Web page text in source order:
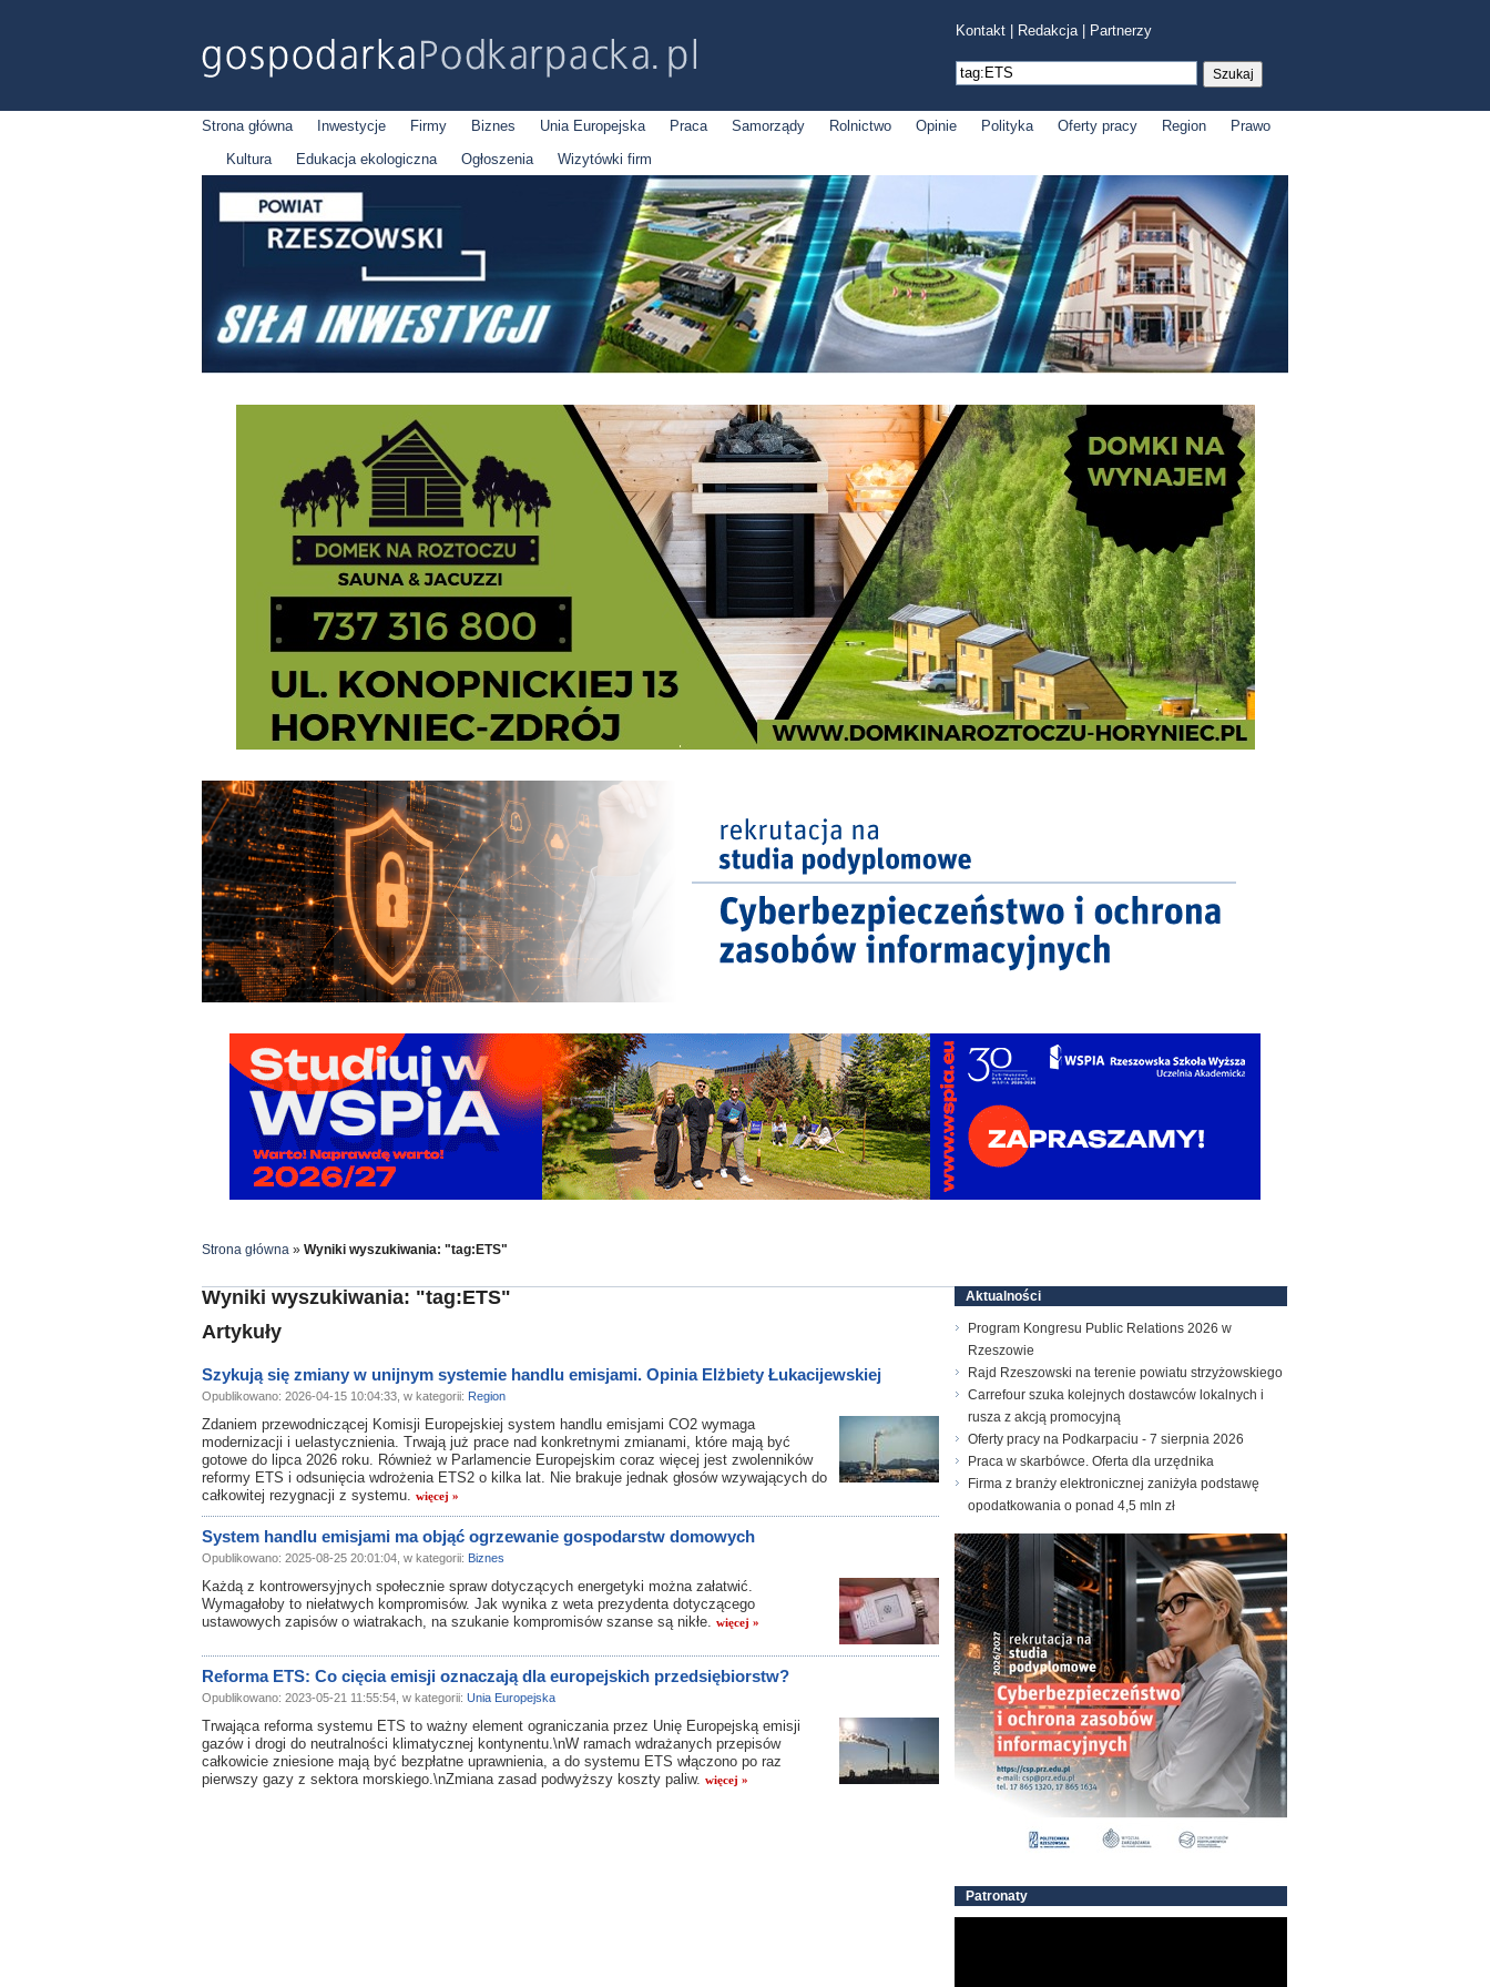
Kontakt Redakcja| Partnerzy
Strona główna Inwestycje Firmy Biznes Unia Europejska Praca Samorządy Rolnictwo Opinie Polityka Oferty pracy Region
Prawo
Kultura
Edukacja ekologiczna Ogłoszenia Wizytówki firm
Strona główna » Wyniki wyszukiwania: "tag:ETS"
Wyniki wyszukiwania: "tag:ETS"
Artykuły
Szykują się zmiany w unijnym systemie handlu emisjami. Opinia Elżbiety Łukacijewskiej
Opublikowano: 2026-04-15 10:04:33, w kategorii: Region
Zdaniem przewodniczącej Komisji Europejskiej system handlu emisjami CO2 wymaga
modernizacji i uelastycznienia. Trwają już prace nad konkretnymi zmianami, które mają być
gotowe do lipca 2026 roku. Również w Parlamencie Europejskim coraz więcej jest zwolenników
reformy ETS i odsunięcia wdrożenia ETS2 o kilka lat. Nie brakuje jednak głosów wzywających do
całkowitej rezygnacji z systemu. więcej »
System handlu emisjami ma objąć ogrzewanie gospodarstw domowych
Opublikowano: 2025-08-25 20:01:04, w kategorii: Biznes
Każdą z kontrowersyjnych społecznie spraw dotyczących energetyki można załatwić.
Wymagałoby to niełatwych kompromisów. Jak wynika z weta prezydenta dotyczącego
ustawowych zapisów o wiatrakach, na szukanie kompromisów szanse są nikłe. więcej »
Reforma ETS: Co cięcia emisji oznaczają dla europejskich przedsiębiorstw?
Opublikowano: 2023-05-21 11:55:54, w kategorii: Unia Europejska
Trwająca reforma systemu ETS to ważny element ograniczania przez Unię Europejską emisji
gazów i drogi do neutralności klimatycznej kontynentu.\nW ramach wdrażanych przepisów
całkowicie zniesione mają być bezpłatne uprawnienia, a do systemu ETS włączono po raz
pierwszy gazy z sektora morskiego.\nZmiana zasad podwyższy koszty paliw. więcej »
Aktualności
Program Kongresu Public Relations 2026 w
Rzeszowie
Rajd Rzeszowski na terenie powiatu strzyżowskiego
Carrefour szuka kolejnych dostawców lokalnych i
rusza z akcją promocyjną
Oferty pracy na Podkarpaciu - 7 sierpnia 2026
Praca w skarbówce. Oferta dla urzędnika
Firma z branży elektronicznej zaniżyła podstawę
opodatkowania o ponad 4,5 mln zł
Patronaty